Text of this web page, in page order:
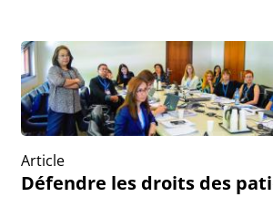
Article
Défendre les droits des